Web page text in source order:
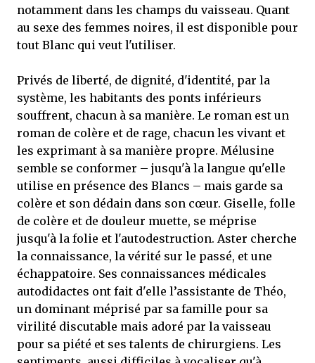
notamment dans les champs du vaisseau. Quant
au sexe des femmes noires, il est disponible pour
tout Blanc qui veut l'utiliser.
Privés de liberté, de dignité, d'identité, par la
système, les habitants des ponts inférieurs
souffrent, chacun à sa manière. Le roman est un
roman de colère et de rage, chacun les vivant et
les exprimant à sa manière propre. Mélusine
semble se conformer – jusqu'à la langue qu'elle
utilise en présence des Blancs – mais garde sa
colère et son dédain dans son cœur. Giselle, folle
de colère et de douleur muette, se méprise
jusqu'à la folie et l'autodestruction. Aster cherche
la connaissance, la vérité sur le passé, et une
échappatoire. Ses connaissances médicales
autodidactes ont fait d'elle l’assistante de Théo,
un dominant méprisé par sa famille pour sa
virilité discutable mais adoré par la vaisseau
pour sa piété et ses talents de chirurgiens. Les